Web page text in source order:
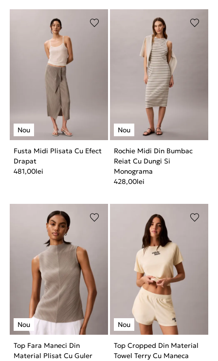
Fusta Midi Plisata Cu Efect
Drapat
481,00lei
Rochie Midi Din Bumbac
Reiat Cu Dungi Si
Monograma
428,00lei
Top Fara Maneci Din
Material Plisat Cu Guler
Top Cropped Din Material
Towel Terry Cu Maneca